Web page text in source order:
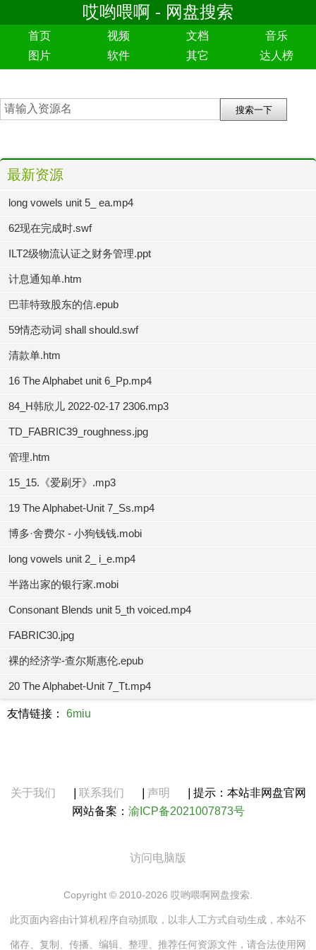
哎哟喂啊 - 网盘搜索
首页 视频 文档
音乐
图片
软件 其它 达人榜
最新资源
long vowels unit 5_ ea.mp4
62现在完成时.swf
ILT2级物流认证之财务管理.ppt
计息通知单.htm
巴菲特致股东的信.epub
59情态动词 shall should.swf
清款单.htm
16 The Alphabet unit 6_Pp.mp4
84_H韩欣儿 2022-02-17 2306.mp3
TD_FABRIC39_roughness.jpg
管理.htm
15_15.《爱刷牙》.mp3
19 The Alphabet-Unit 7_Ss.mp4
博多·舍费尔 - 小狗钱钱.mobi
long vowels unit 2_ i_e.mp4
半路出家的银行家.mobi
Consonant Blends unit 5_th voiced.mp4
FABRIC30.jpg
裸的经济学-查尔斯惠伦.epub
20 The Alphabet-Unit 7_Tt.mp4
友情链接： 6miu
关于我们 联系我们 声明
提示：本站非网盘官网
网站备案： 渝ICP备2021007873号
访问电脑版
Copyright © 2010-2026 哎哟喂啊网盘搜索.
此页面内容由计算机程序自动抓取，以非人工方式自动生成，本站不
储存、复制、传播、编辑、整理、推荐任何资源文件，请合法使用网